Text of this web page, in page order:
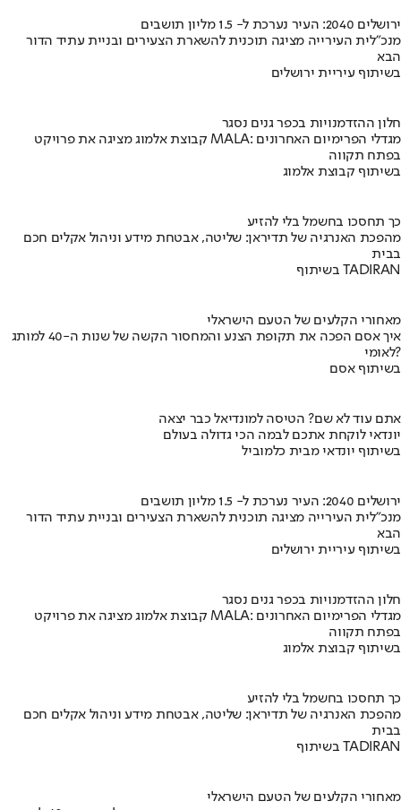
ירושלים 2040: העיר נערכת ל- 1.5 מליון תושבים
מנכ"לית העירייה מציגה תוכנית להשארת הצעירים ובניית עתיד הדור
הבא
בשיתוף עיריית ירושלים
חלון ההזדמנויות בכפר גנים נסגר
קבוצת אלמוג מציגה את פרויקט MALA: מגדלי הפרימיום האחרונים
בפתח תקווה
בשיתוף קבוצת אלמוג
כך תחסכו בחשמל בלי להזיע
מהפכת האנרגיה של תדיראן: שליטה, אבטחת מידע וניהול אקלים חכם
בבית
בשיתוף TADIRAN
מאחורי הקלעים של הטעם הישראלי
איך אסם הפכה את תקופת הצנע והמחסור הקשה של שנות ה-40 למותג
לאומי?
בשיתוף אסם
אתם עוד לא שם? הטיסה למונדיאל כבר יצאה
יונדאי לוקחת אתכם לבמה הכי גדולה בעולם
בשיתוף יונדאי מבית כלמוביל
ירושלים 2040: העיר נערכת ל- 1.5 מליון תושבים
מנכ"לית העירייה מציגה תוכנית להשארת הצעירים ובניית עתיד הדור
הבא
בשיתוף עיריית ירושלים
חלון ההזדמנויות בכפר גנים נסגר
קבוצת אלמוג מציגה את פרויקט MALA: מגדלי הפרימיום האחרונים
בפתח תקווה
בשיתוף קבוצת אלמוג
כך תחסכו בחשמל בלי להזיע
מהפכת האנרגיה של תדיראן: שליטה, אבטחת מידע וניהול אקלים חכם
בבית
בשיתוף TADIRAN
מאחורי הקלעים של הטעם הישראלי